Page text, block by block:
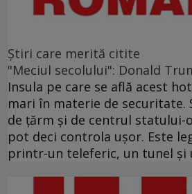
Ştiri care merită citite
"Meciul secolului": Donald
Insula pe care se află acest
mari în materie de securitate.
de ţărm şi de centrul statului-
pot deci controla uşor. Este
printr-un teleferic, un tunel şi